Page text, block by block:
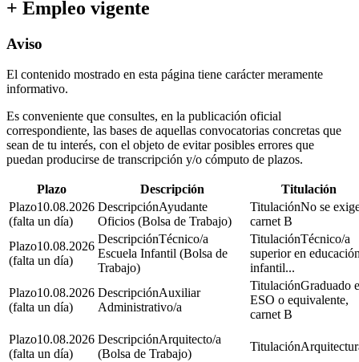
+ Empleo vigente
Aviso
El contenido mostrado en esta página tiene carácter meramente
informativo.
Es conveniente que consultes, en la publicación oficial
correspondiente, las bases de aquellas convocatorias concretas que
sean de tu interés, con el objeto de evitar posibles errores que
puedan producirse de transcripción y/o cómputo de plazos.
Plazo Descripción
Titulación
10.08.2026
(falta un día)
Ayudante
Oficios (Bolsa de Trabajo)
No se
carnet B
10.08.2026
(falta un día)
Técnico/a
Escuela Infantil (Bolsa de
Trabajo)
Técnico/a
superior en
infantil...
10.08.2026
(falta un día)
Auxiliar
Administrativo/a
Graduado
ESO o equivalente,
carnet B
10.08.2026
(falta un día)
Arquitecto/a
(Bolsa de Trabajo)